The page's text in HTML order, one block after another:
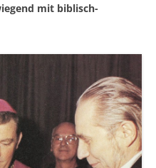
mit biblisch-